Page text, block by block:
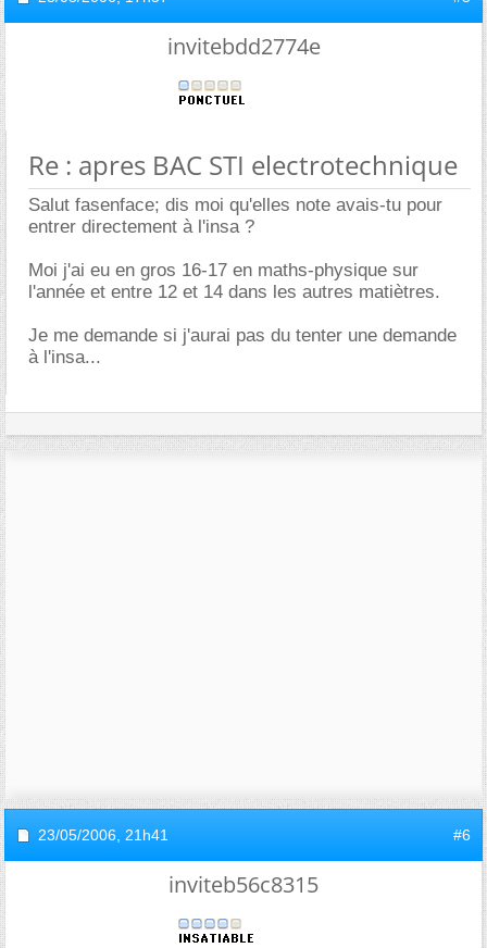
invitebdd2774e
Re : apres BAC STI electrotechnique
Salut fasenface; dis moi qu'elles note avais-tu pour
entrer directement à l'insa ?
Moi j'ai eu en gros 16-17 en maths-physique sur
l'année et entre 12 et 14 dans les autres matiètres.
Je me demande si j'aurai pas du tenter une demande
à l'insa...
23/05/2006, 21h41 #6
inviteb56c8315